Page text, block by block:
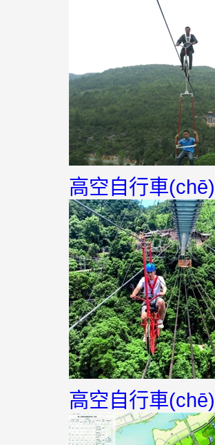
高空自行車
高空自行車